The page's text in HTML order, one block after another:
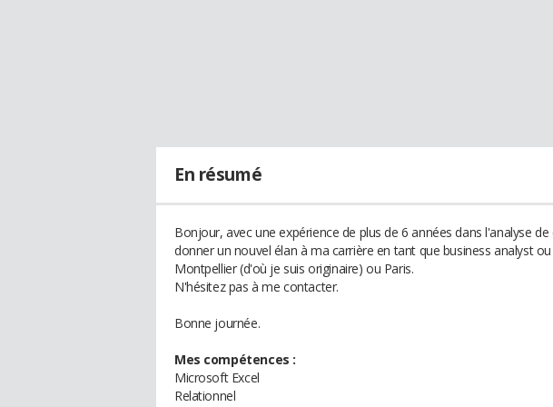
En résumé
Bonjour, avec une expérience de plus de 6 années dans l'analyse
donner un nouvel élan à ma carrière en tant que business analyst
Montpellier (d'où je suis originaire) ou Paris.
N'hésitez pas à me contacter.
Bonne journée.
Mes compétences :
Microsoft Excel
Relationnel